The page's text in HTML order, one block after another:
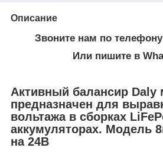
Описание
Звоните нам по телефону
Или пишите в
Активный балансир
предназначен для
вольтажа в сборках
аккумуляторах. Модель
на 24В